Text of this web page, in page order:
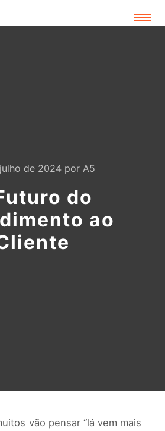
de 2024por A5
do
ao
vão pensar “lá vem mais